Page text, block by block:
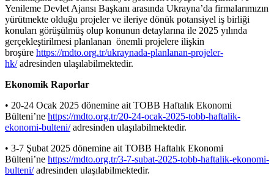
Yenileme Devlet Ajansı Başkanı arasında Ukrayna’da firmalarımızın
yürütmekte olduğu projeler ve ileriye dönük potansiyel iş birliği
konuları görüşülmüş olup konunun detaylarına ile 2025 yılında
gerçekleştirilmesi planlanan önemli projelere ilişkin
broşüre https://mdto.org.tr/ukraynada-planlanan-projeler-
hk/adresinden ulaşılabilmektedir.
Ekonomik Raporlar
• 20-24 Ocak 2025 dönemine ait TOBB Haftalık Ekonomi
Bülteni’ne https://mdto.org.tr/20-24-ocak-2025-tobb-haftalik-
ekonomi-bulteni/adresinden ulaşılabilmektedir.
• 3-7 Şubat 2025 dönemine ait TOBB Haftalık Ekonomi
Bülteni’ne https://mdto.org.tr/3-7-subat-2025-tobb-haftalik-ekonomi-
bulteni/adresinden ulaşılabilmektedir.